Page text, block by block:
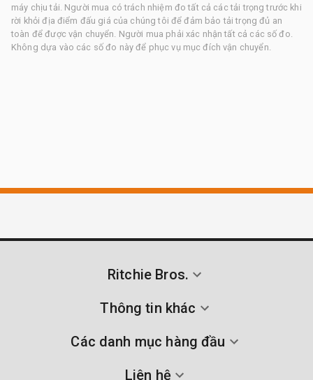
máy chịu tải. Người mua có trách nhiệm đo tất cả các tải trọng trước khi
rời khỏi địa điểm đấu giá của chúng tôi để đảm bảo tải trọng đủ an
toàn để được vận chuyển. Người mua phải xác nhận tất cả các số đo.
Không dựa vào các số đo này để phục vụ mục đích vận chuyển.
Ritchie Bros.
Thông tin khác
Các danh mục hàng đầu
Liên hệ